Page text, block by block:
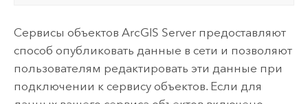
Сервисы объектов ArcGIS Serverпредоставляют
способ опубликовать данные в сети и позволяют
пользователям редактировать эти данные при
подключении к сервису объектов. Если для